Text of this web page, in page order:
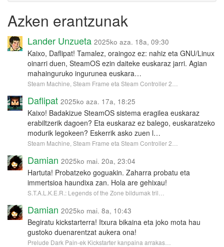
Azken erantzunak
Lander Unzueta 2025ko aza. 18a, 09:30
Kaixo, Daflipat! Tamalez, oraingoz ez: nahiz eta GNU/Linux
oinarri duen, SteamOS ezin daiteke euskaraz jarri. Agian
mahainguruko ingurunea euskara…
Steam Machine, Steam Frame eta Steam Controller 2…
Daflipat 2025ko aza. 17a, 18:25
Kaixo! Badakizue SteamOS sistema eragilea euskaraz
erabiltzerik dagoen? Eta euskaraz ez balego, euskaratzeko
modurik legokeen? Eskerrik asko zuen l…
Steam Machine, Steam Frame eta Steam Controller 2…
Damian 2025ko mai. 20a, 23:04
Hartuta! Probatzeko goguakin. Zaharra probatu eta
immertsioa haundixa zan. Hola are gehixau!
S.T.A.L.K.E.R.: Legends of the Zone bildumak tril…
Damian 2025ko mai. 8a, 10:43
Begiratu kickstarterra! Itxura bikaina eta joko mota hau
gustoko duenarentzat aukera ona!
Prelude Dark Pain-ek Kickstarter kanpaina arrakas…